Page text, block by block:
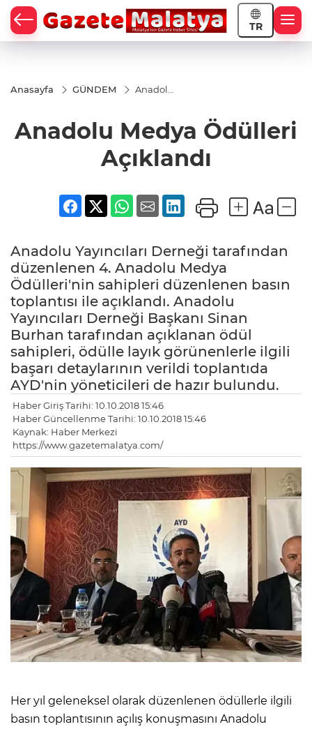
TR
Anasayfa GÜNDEM
Anadolu
Açıklandı
Anadolu Medya Ödülleri
Açıklandı
Anadolu Yayıncıları Derneği tarafından
düzenlenen 4. Anadolu Medya
Ödülleri'nin sahipleri düzenlenen basın
toplantısı ile açıklandı. Anadolu
Yayıncıları Derneği Başkanı Sinan
Burhan tarafından açıklanan ödül
sahipleri, ödülle layık görünenlerle ilgili
başarı detaylarının verildi toplantıda
AYD'nin yöneticileri de hazır bulundu.
Haber Giriş Tarihi: 10.10.2018 15:46
Haber Güncellenme Tarihi: 10.10.2018 15:46
Kaynak: Haber Merkezi
https://www.gazetemalatya.com/
Her yıl geleneksel olarak düzenlenen ödüllerle ilgili
basın toplantısının açılış konuşmasını Anadolu